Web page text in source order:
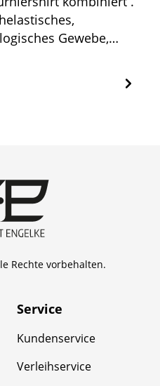
Gewebe,…
Rechte vorbehalten.
Service
Kundenservice
Verleihservice